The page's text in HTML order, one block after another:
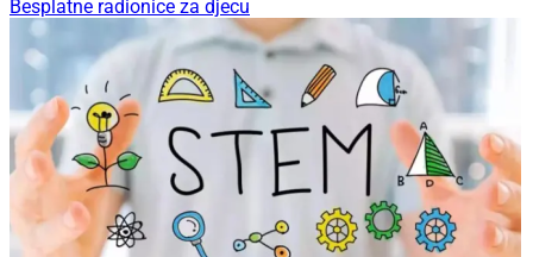
Besplatne radionice za djecu